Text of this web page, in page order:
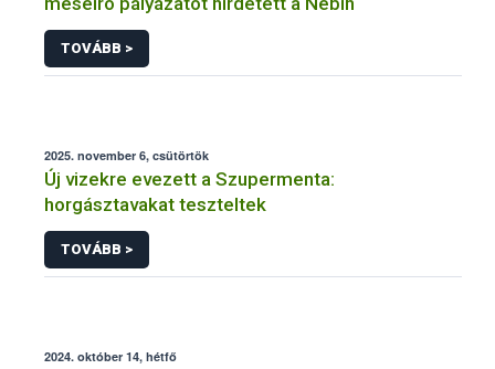
TOVÁBB >
2025. november 6, csütörtök
Új vizekre evezett a Szupermenta:
horgásztavakat teszteltek
TOVÁBB >
2024. október 14, hétfő